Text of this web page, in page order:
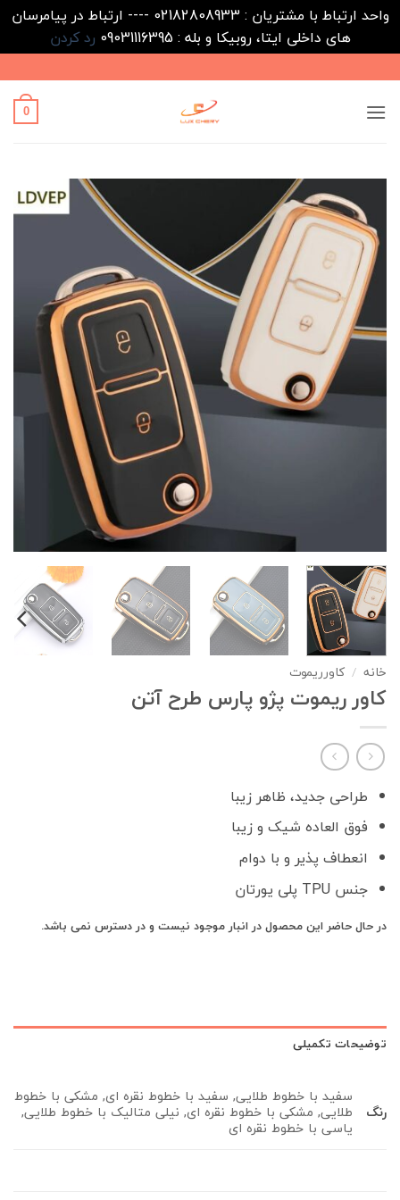
واحد ارتباط با مشتریان : 02182808933 ---- ارتباط در پیامرسان
های داخلی ایتا، روبیکا و بله : 09031116395
رد کردن
to
content
0
خانه / کاورریموت
کاور ریموت پژو پارس طرح آتن
طراحی جدید، ظاهر زیبا
فوق العاده شیک و زیبا
انعطاف پذیر و با دوام
جنس TPU پلی یورتان
در حال حاضر این محصول در انبار موجود نیست و در دسترس نمی باشد.
توضیحات تکمیلی
رنگ
سفید با خطوط طلایی, سفید با خطوط نقره ای, مشکی با خطوط
طلایی, مشکی با خطوط نقره ای, نیلی متالیک با خطوط طلایی,
یاسی با خطوط نقره ای